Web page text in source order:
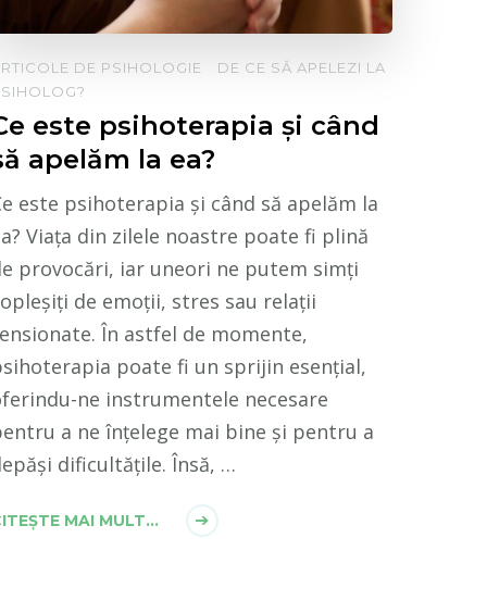
DE PSIHOLOGIE
DE CE SĂ APELEZI LA
este psihoterapia și când
apelăm la ea?
este psihoterapia și când să apelăm la
Viața din zilele noastre poate fi plină
provocări, iar uneori ne putem simți
de emoții, stres sau relații
În astfel de momente,
poate fi un sprijin esențial,
ne instrumentele necesare
a ne înțelege mai bine și pentru a
dificultățile. Însă, …
MAI MULT...